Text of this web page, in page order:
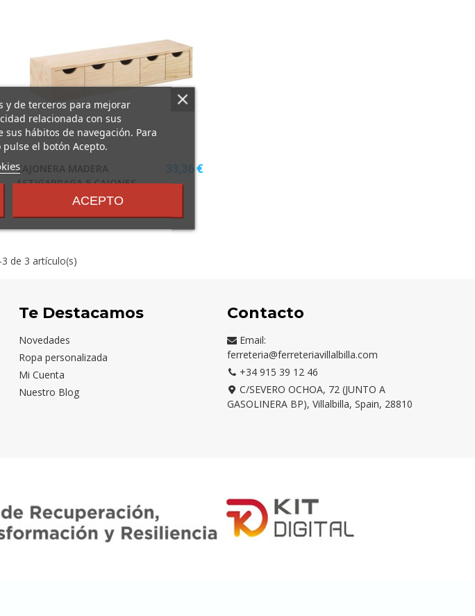
CAJONERA MADERA
ASTIGARRAGA 5 CAJONES
33,36 €
ASTIGARRAGA
-3 de 3 artículo(s)
Te Destacamos
Novedades
Ropa personalizada
Mi Cuenta
Nuestro Blog
Contacto
Email:
ferreteria@ferreteriavillalbilla.com
+34 915 39 12 46
C/SEVERO OCHOA, 72 (JUNTO A
GASOLINERA BP), Villalbilla, Spain, 28810
y de terceros para mejorar
relacionada con sus
hábitos de navegación. Para
el botón Acepto.
ACEPTO